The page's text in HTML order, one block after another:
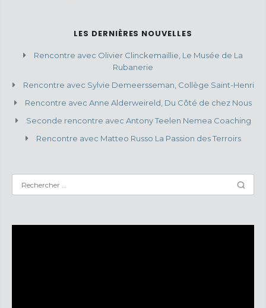
LES DERNIÈRES NOUVELLES
Rencontre avec Olivier Clinckemaillie, Le Musée de La
Rubanerie
Rencontre avec Sylvie Demeersseman, Collège Saint-Henri
Rencontre avec Anne Alderweireld, Du Côté de chez Nous
Seconde rencontre avec Antony Teelen Nemea Coaching
Rencontre avec Matteo Russo La Passion des Terroirs